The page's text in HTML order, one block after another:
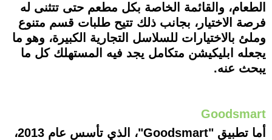
الطعام، والقائمة الخاصة بكل مطعم حتى تتثنى له
فرصة الاختيار، بجانب ذلك تتيح طلبات قسم متنوع
وملئ بالاختيارات للسلاسل التجارية الكبيرة، وهو ما
يجعله ابليكيشن متكامل يجد فيه المستهلك كل ما
يبحث عنه.
Goodsmart
أما تطبيق "Goodsmart"، الذي تأسس عام 2013،